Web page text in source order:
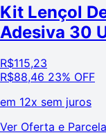
Kit Lençol
Adesiva 30
R$115,23
R$88,46 23% OFF
em 12x sem juros
Ver Oferta e